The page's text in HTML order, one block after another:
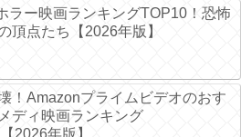
ラー映画ランキングTOP10！恐怖
頂点たち【2026年版】
！Amazonプライムビデオのおす
ディ映画ランキング